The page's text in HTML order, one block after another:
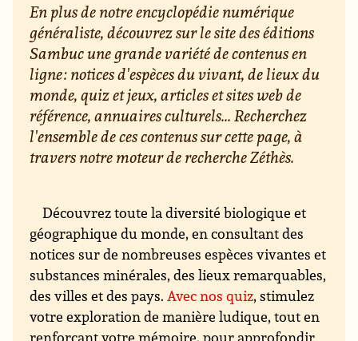
En plus de notre encyclopédie numérique
généraliste, découvrez sur le site des éditions
Sambuc une grande variété de contenus en
ligne : notices d'espèces du vivant, de lieux du
monde, quiz et jeux, articles et sites web de
référence, annuaires culturels... Recherchez
l'ensemble de ces contenus sur cette page, à
travers notre moteur de recherche Zéthès.
Découvrez toute la diversité biologique et
géographique du monde, en consultant des
notices sur de nombreuses espèces vivantes et
substances minérales, des lieux remarquables,
des villes et des pays.Avec nos quiz, stimulez
votre exploration de manière ludique, tout en
renforçant votre mémoire. pour approfondir